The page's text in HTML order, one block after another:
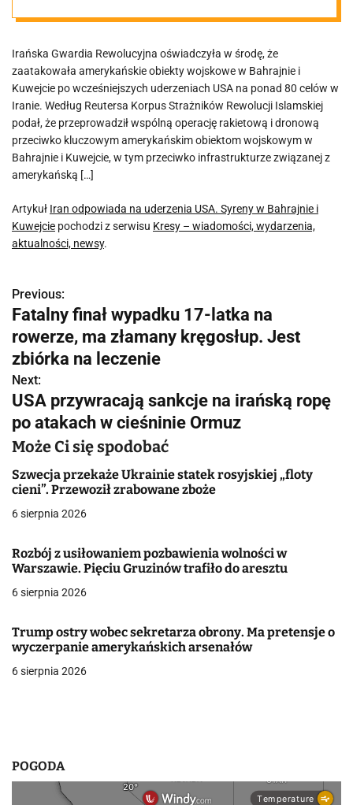
Kuwejcie
Irańska Gwardia Rewolucyjna oświadczyła w środę, że
zaatakowała amerykańskie obiekty wojskowe w Bahrajnie i
Kuwejcie po wcześniejszych uderzeniach USA na ponad 80 celów w
Iranie. Według Reutersa Korpus Strażników Rewolucji Islamskiej
podał, że przeprowadził wspólną operację rakietową i dronową
przeciwko kluczowym amerykańskim obiektom wojskowym w
Bahrajnie i Kuwejcie, w tym przeciwko infrastrukturze związanej z
amerykańską […]
Artykuł Iran odpowiada na uderzenia USA. Syreny w Bahrajnie i
Kuwejcie pochodzi z serwisu Kresy – wiadomości, wydarzenia,
aktualności, newsy.
N
a
w
i
g
a
c
j
w
p
i
s
Previous:
Fatalny finał wypadku 17-latka na
rowerze, ma złamany kręgosłup. Jest
zbiórka na leczenie
Next:
USA przywracają sankcje na irańską ropę
po atakach w cieśninie Ormuz
Może Ci się spodobać
Szwecja przekaże Ukrainie statek rosyjskiej „floty
cieni”. Przewoził zrabowane zboże
6 sierpnia 2026
Rozbój z usiłowaniem pozbawienia wolności w
Warszawie. Pięciu Gruzinów trafiło do aresztu
6 sierpnia 2026
Trump ostry wobec sekretarza obrony. Ma pretensje o
wyczerpanie amerykańskich arsenałów
6 sierpnia 2026
POGODA